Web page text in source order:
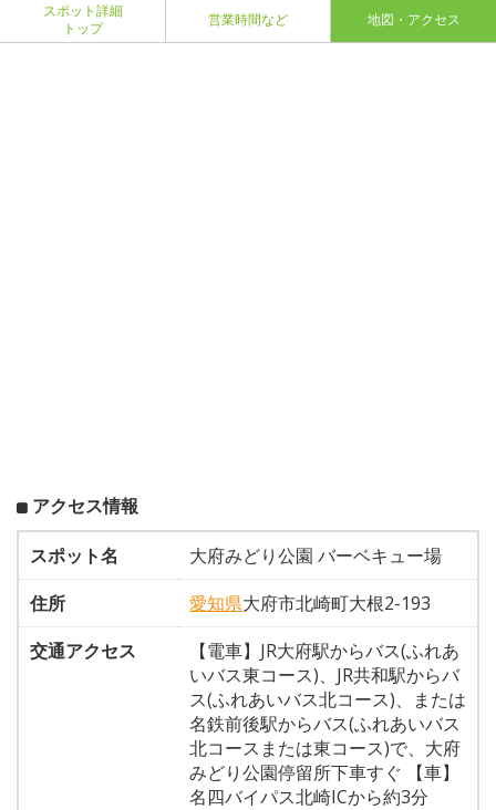
スポット詳細
トップ
営業時間など 地図・アクセス
アクセス情報
スポット名
大府みどり公園 バーベキュー場
住所
愛知県大府市北崎町大根2-193
交通アクセス
【電車】JR大府駅からバス(ふれあ
いバス東コース)、JR共和駅からバ
ス(ふれあいバス北コース)、または
名鉄前後駅からバス(ふれあいバス
北コースまたは東コース)で、大府
みどり公園停留所下車すぐ 【車】
名四バイパス北崎ICから約3分